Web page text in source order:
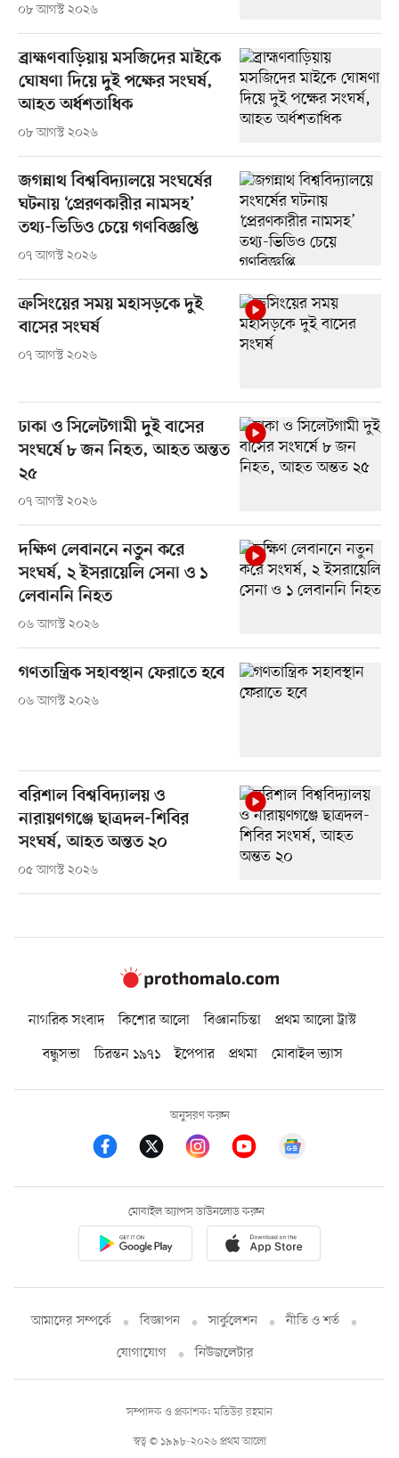
০৮ আগস্ট ২০২৬
ব্রাহ্মণবাড়িয়ায় মসজিদের মাইকে
ঘোষণা দিয়ে দুই পক্ষের সংঘর্ষ,
আহত অর্ধশতাধিক
০৮ আগস্ট ২০২৬
জগন্নাথ বিশ্ববিদ্যালয়ে সংঘর্ষের
ঘটনায় ‘প্রেরণকারীর নামসহ’
তথ্য-ভিডিও চেয়ে গণবিজ্ঞপ্তি
০৭ আগস্ট ২০২৬
ক্রসিংয়ের সময় মহাসড়কে দুই
বাসের সংঘর্ষ
০৭ আগস্ট ২০২৬
ঢাকা ও সিলেটগামী দুই বাসের
সংঘর্ষে ৮ জন নিহত, আহত অন্তত
২৫
০৭ আগস্ট ২০২৬
দক্ষিণ লেবাননে নতুন করে
সংঘর্ষ, ২ ইসরায়েলি সেনা ও ১
লেবাননি নিহত
০৬ আগস্ট ২০২৬
গণতান্ত্রিক সহাবস্থান ফেরাতে হবে
০৬ আগস্ট ২০২৬
বরিশাল বিশ্ববিদ্যালয় ও
নারায়ণগঞ্জে ছাত্রদল-শিবির
সংঘর্ষ, আহত অন্তত ২০
০৫ আগস্ট ২০২৬
নাগরিক সংবাদ কিশোর আলো বিজ্ঞানচিন্তা
প্রথম আলো ট্রাস্ট
বন্ধুসভা
চিরন্তন ১৯৭১ ইপেপার প্রথমা মোবাইল ভ্যাস
অনুসরণ করুন
মোবাইল অ্যাপস ডাউনলোড করুন
আমাদের সম্পর্কে বিজ্ঞাপন সার্কুলেশন
নীতি ও শর্ত
যোগাযোগ
নিউজলেটার
স্বত্ব © ১৯৯৮-২০২৬ প্রথম আলো
সম্পাদক ও প্রকাশক: মতিউর রহমান